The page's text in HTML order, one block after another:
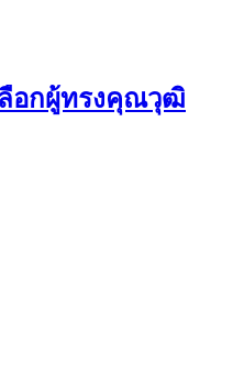
ลือกผู้ทรงคุณวุฒิ